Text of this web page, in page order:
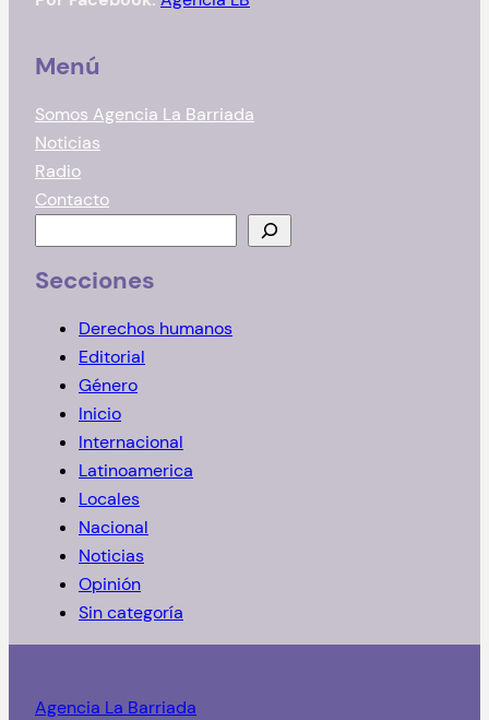
Menú
Somos Agencia La Barriada
Noticias
Radio
Contacto
u
s
Secciones
Derechos humanos
Editorial
Género
Inicio
Internacional
Latinoamerica
Locales
Nacional
Noticias
Opinión
Sin categoría
Agencia La Barriada